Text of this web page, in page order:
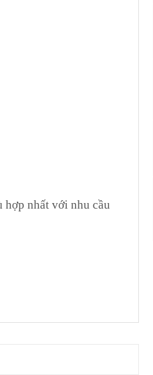
hợp nhất với nhu cầu